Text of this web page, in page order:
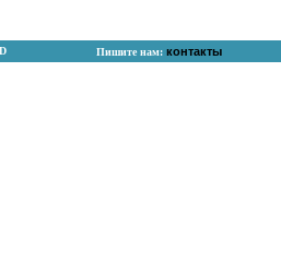
Пишите нам: контакты